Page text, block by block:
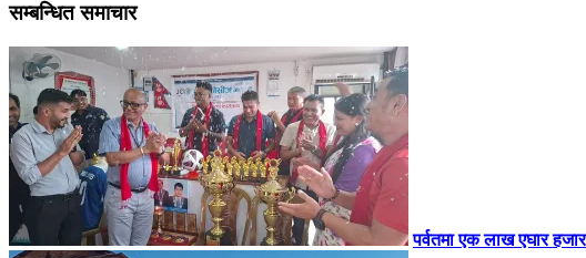
सम्बन्धित समाचार
पर्वतमा एक लाख एघार